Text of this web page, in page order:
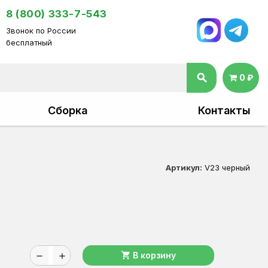
8 (800) 333-7-543
Звонок по России
бесплатный
search 0 ₽
Сборка Контакты
Артикул: V23 черный
remove add shopping_cart В корзину